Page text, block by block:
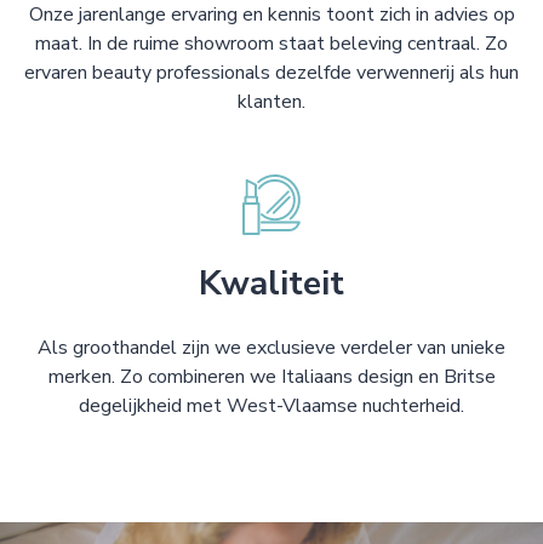
Onze jarenlange ervaring en kennis toont zich in advies op
maat. In de ruime showroom staat beleving centraal. Zo
ervaren beauty professionals dezelfde verwennerij als hun
klanten.
Kwaliteit
Als groothandel zijn we exclusieve verdeler van unieke
merken. Zo combineren we Italiaans design en Britse
degelijkheid met West-Vlaamse nuchterheid.